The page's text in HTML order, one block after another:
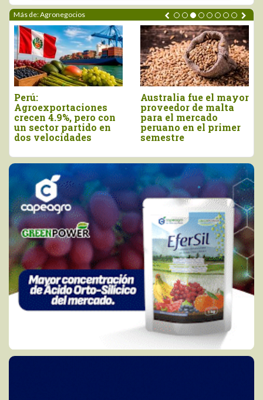
Más de: Agronegocios
fue el mayor
de malta
el mercado
en el primer
Agroexportaciones no
tradicionales de Perú
a Estados Unidos
cayeron en valor 17%